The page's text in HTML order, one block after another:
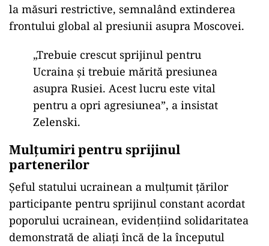
la măsuri restrictive, semnalând extinderea
frontului global al presiunii asupra Moscovei.
„Trebuie crescut sprijinul pentru
Ucraina și trebuie mărită presiunea
asupra Rusiei. Acest lucru este vital
pentru a opri agresiunea”, a insistat
Zelenski.
Mulțumiri pentru sprijinul
partenerilor
Șeful statului ucrainean a mulțumit țărilor
participante pentru sprijinul constant acordat
poporului ucrainean, evidențiind solidaritatea
demonstrată de aliați încă de la începutul